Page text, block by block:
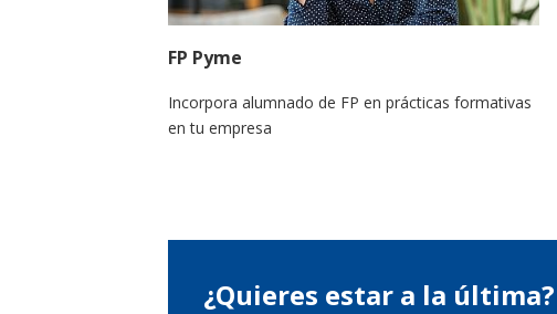
FP Pyme
Incorpora alumnado de FP en prácticas formativas
en tu empresa
¿Quieres estar a la última?